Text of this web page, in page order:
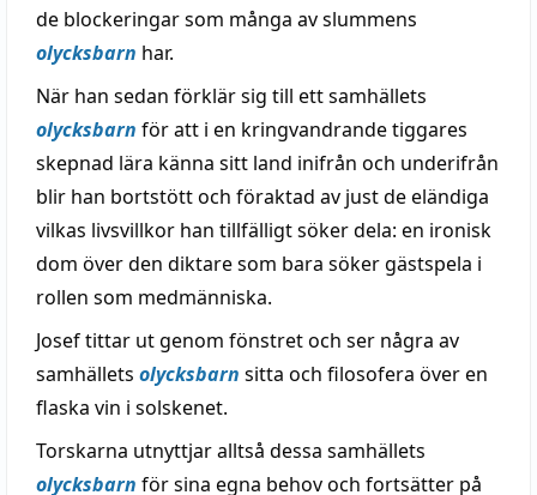
de blockeringar som många av slummens
olycksbarn har.
När han sedan förklär sig till ett samhällets
olycksbarn för att i en kringvandrande tiggares
skepnad lära känna sitt land inifrån och underifrån
blir han bortstött och föraktad av just de eländiga
vilkas livsvillkor han tillfälligt söker dela: en ironisk
dom över den diktare som bara söker gästspela i
rollen som medmänniska.
Josef tittar ut genom fönstret och ser några av
samhällets olycksbarn sitta och filosofera över en
flaska vin i solskenet.
Torskarna utnyttjar alltså dessa samhällets
olycksbarn för sina egna behov och fortsätter på